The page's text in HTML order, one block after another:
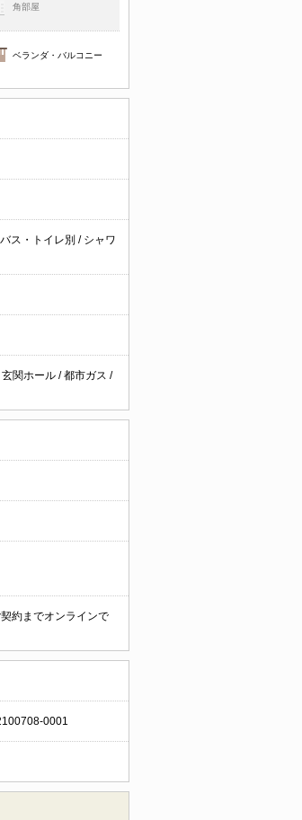
角部屋
ベランダ・バルコニー
バス・トイレ別 / シャワ
玄関ホール /都市ガス /
約までオンラインで
0001